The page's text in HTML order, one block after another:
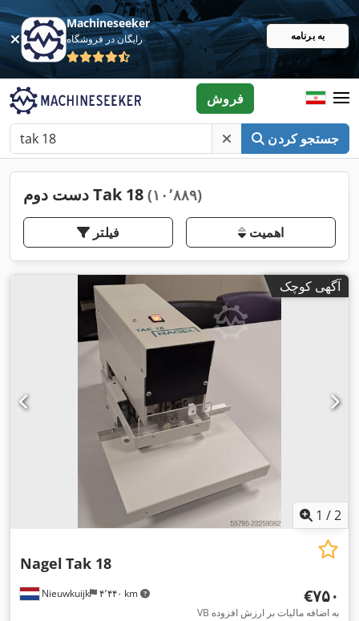
Machineseeker
رایگان در فروشگاه به برنامه
جستجو کردن
فروش
دست دوم Tak 18 (۱۰٬۸۸۹)
فیلتر اهمیت
آگهی کوچک
1 /2
Nieuwkuijk ۴٬۴۴۰ km
Nagel Tak 18
‎€۷۵۰
VB به اضافه مالیات بر ارزش افزوده